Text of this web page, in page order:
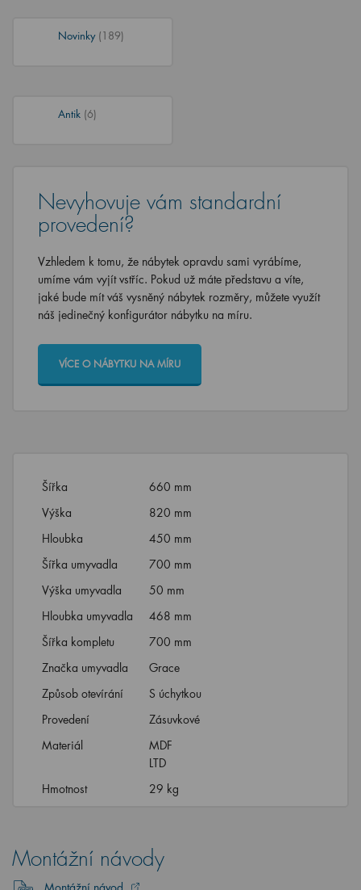
Novinky (189)
Antik (6)
Nevyhovuje vám standardní
provedení?
Vzhledem k tomu, že nábytek opravdu sami vyrábíme,
umíme vám vyjít vstříc. Pokud už máte představu a víte,
jaké bude mít váš vysněný nábytek rozměry, můžete využít
náš jedinečný konfigurátor nábytku na míru.
VÍCE O NÁBYTKU NA MÍRU
Šířka
660 mm
Výška
820 mm
Hloubka
450 mm
Šířka umyvadla
700 mm
Výška umyvadla
50 mm
Hloubka umyvadla
468 mm
Šířka kompletu
700 mm
Značka umyvadla
Grace
Způsob otevírání
S úchytkou
Provedení
Zásuvkové
Materiál
MDF
LTD
Hmotnost
29 kg
Montážní návody